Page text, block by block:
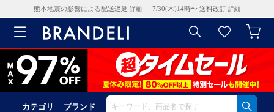
熊本地震の影響による配送遅延 詳細 ｜ 7/30(木)14時〜 送料改訂 詳細
カテゴリ ブランド